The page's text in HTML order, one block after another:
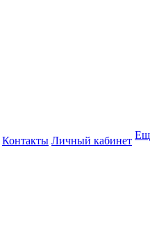
Контакты Личный кабинет